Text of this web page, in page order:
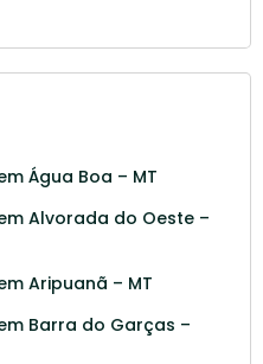
Água Boa – MT
Alvorada do Oeste –
Aripuanã – MT
Barra do Garças –